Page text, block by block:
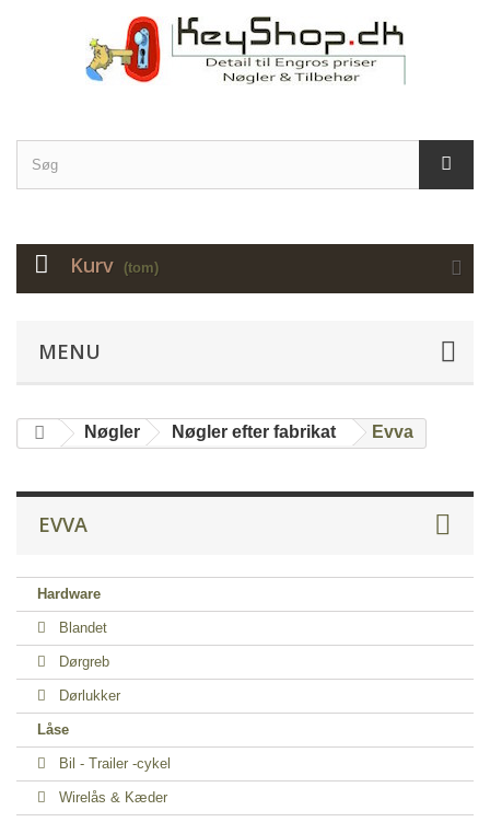
Kurv (tom)
MENU
Nøgler Nøgler efter fabrikat Evva
EVVA
Hardware
Blandet
Dørgreb
Dørlukker
Låse
Bil - Trailer -cykel
Wirelås & Kæder